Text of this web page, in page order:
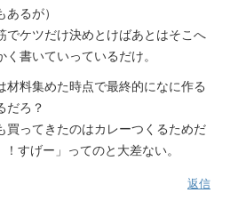
あるが）
でケツだけ決めとけばあとはそこへ
く書いていっているだけ。
材料集めた時点で最終的になに作る
だろ？
買ってきたのはカレーつくるためだ
すげー」ってのと大差ない。
返信